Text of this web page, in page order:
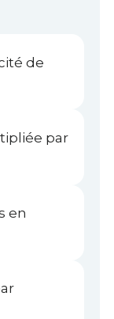
de
par
en